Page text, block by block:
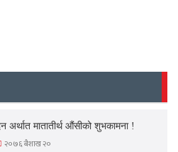
अर्थात मातातीर्थ औंसीको शुभकामना !
२०७६ बैशाख २०